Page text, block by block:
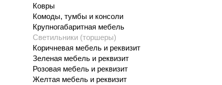
Ковры
Комоды, тумбы и консоли
Крупногабаритная мебель
Светильники (торшеры)
Коричневая мебель и реквизит
Зеленая мебель и реквизит
Розовая мебель и реквизит
Желтая мебель и реквизит